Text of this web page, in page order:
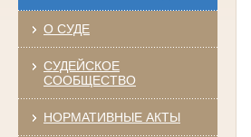
О СУДЕ
СУДЕЙСКОЕ
СООБЩЕСТВО
НОРМАТИВНЫЕ АКТЫ